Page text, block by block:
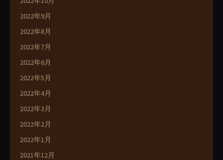
2022年9月
2022年8月
2022年7月
2022年6月
2022年5月
2022年4月
2022年3月
2022年2月
2022年1月
2021年12月